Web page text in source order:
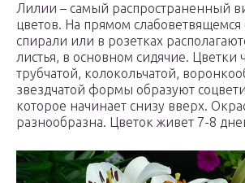
Лилии – самый распространенный
цветов. На прямом слабоветвящемся
спирали или в розетках
листья, в основном сидячие.
трубчатой, колокольчатой,
звездчатой формы образуют
которое начинает снизу вверх.
разнообразна. Цветок живет 7-8